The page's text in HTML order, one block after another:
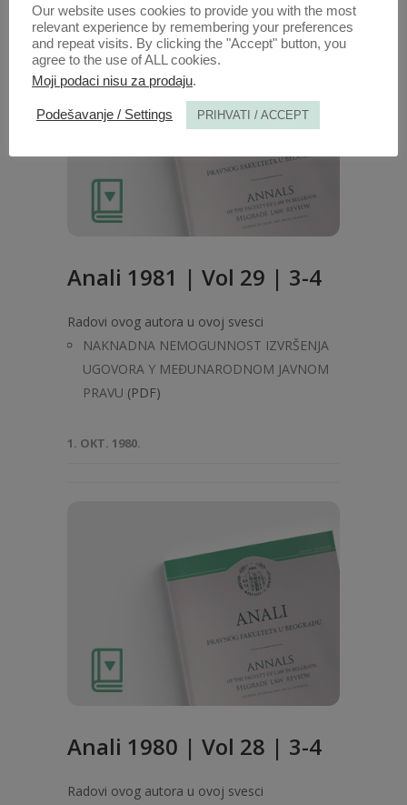
Anali 1981 | Vol 29 | 3-4
Radovi ovog autora u ovoj svesci
NAKNADNA NEMOGUNNOST IZVRŠENJA
UGOVORA Y MEĐUNARODNOM JAVNOM
PRAVU (PDF)
1. OKT. 1980.
Anali 1980 | Vol 28 | 3-4
Radovi ovog autora u ovoj svesci
Our website uses cookies to provide you with the most
relevant experience by remembering your preferences
and repeat visits. By clicking the "Accept" button, you
agree to the use of ALL cookies.
Moji podaci nisu za prodaju.
Podešavanje / Settings PRIHVATI / ACCEPT